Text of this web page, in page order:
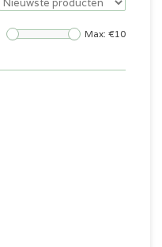
Max: €10